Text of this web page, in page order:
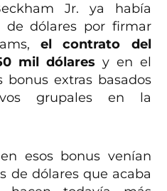
Jr. ya había
de dólares por firmar
el contrato del
mil dólares y en el
extras basados
grupales en la
esos bonus venían
de dólares que acaba